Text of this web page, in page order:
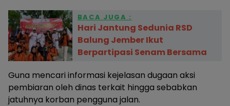
BACA JUGA :
Hari Jantung Sedunia RSD
Balung Jember Ikut
Berpartipasi Senam Bersama
Guna mencari informasi kejelasan dugaan aksi
pembiaran oleh dinas terkait hingga sebabkan
jatuhnya korban pengguna jalan.